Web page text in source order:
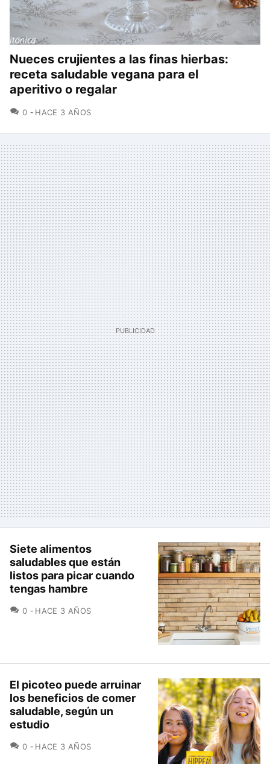
Nueces crujientes a las finas hierbas:
receta saludable vegana para el
aperitivo o regalar
0 COMENTARIOS
HACE 3 AÑOS
Siete alimentos
saludables que están
listos para picar cuando
tengas hambre
0 COMENTARIOS
HACE 3 AÑOS
El picoteo puede arruinar
los beneficios de comer
saludable, según un
estudio
0 COMENTARIOS
HACE 3 AÑOS